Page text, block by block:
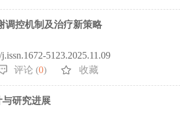
调控机制及治疗新策略
5123.2025.11.09
评论 (0) 收藏
研究进展